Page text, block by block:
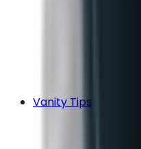
Vanity Tips